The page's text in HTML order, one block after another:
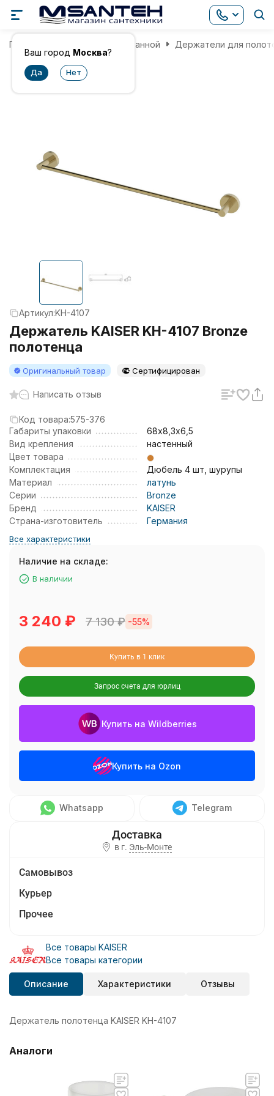
Ваш город Москва?
Главная Аксессуары для ванной Держатели для
Артикул:KH-4107
Держатель KAISER KH-4107 Bronze
полотенца
Оригинальный товар Сертифицирован
Написать отзыв
Код товара:575-376
Габариты упаковки
68х8,3х6,5
Вид крепления
настенный
Цвет товара
Комплектация
Дюбель 4 шт, шурупы
Материал
латунь
Серии
Bronze
Бренд
KAISER
Страна-изготовитель
Германия
Все характеристики
Наличие на складе:
В наличии
3 240 ₽ 7 130₽ -55%
Купить в 1 клик
Запрос счета для юрлиц
Купить на Wildberries
Купить на Ozon
Whatsapp Telegram
в г. Эль-Монте
Самовывоз
Курьер
Прочее
Все товары KAISER
Все товары категории
Описание Характеристики Отзывы
Держатель полотенца KAISER KH-4107
Аналоги